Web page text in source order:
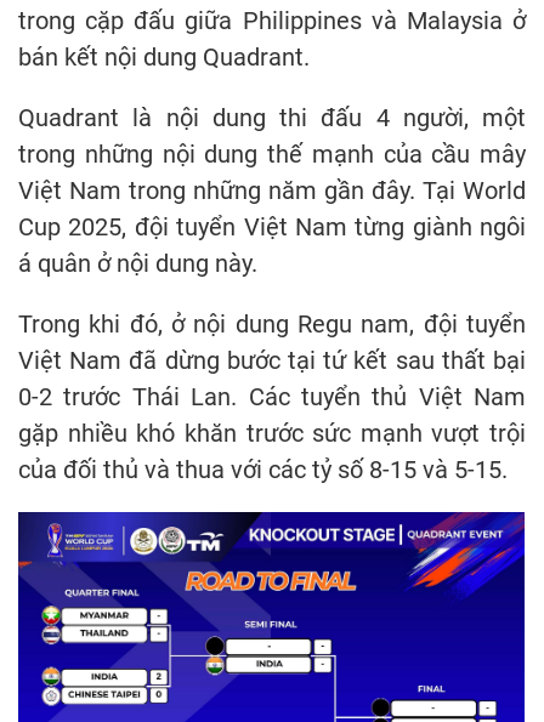
trong cặp đấu giữa Philippines và Malaysia ở
bán kết nội dung Quadrant.
Quadrant là nội dung thi đấu 4 người, một
trong những nội dung thế mạnh của cầu mây
Việt Nam trong những năm gần đây. Tại World
Cup 2025, đội tuyển Việt Nam từng giành ngôi
á quân ở nội dung này.
Trong khi đó, ở nội dung Regu nam, đội tuyển
Việt Nam đã dừng bước tại tứ kết sau thất bại
0-2 trước Thái Lan. Các tuyển thủ Việt Nam
gặp nhiều khó khăn trước sức mạnh vượt trội
của đối thủ và thua với các tỷ số 8-15 và 5-15.